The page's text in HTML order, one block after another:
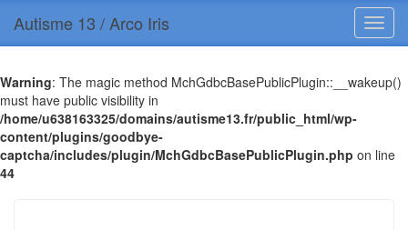
Warning: The magic method MchGdbcBasePublicPlugin::__wakeup()
must have public visibility in
/home/u638163325/domains/autisme13.fr/public_html/wp-
content/plugins/goodbye-
captcha/includes/plugin/MchGdbcBasePublicPlugin.php on line
44
Autisme 13 / Arco Iris